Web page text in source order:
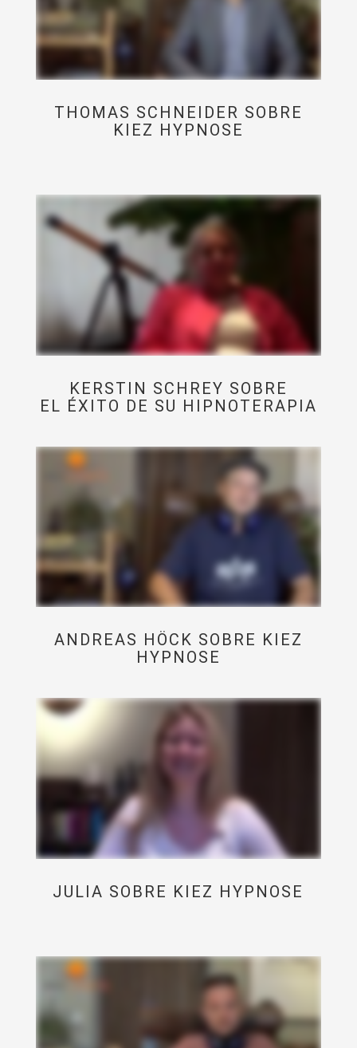
THOMAS SCHNEIDER SOBRE
KIEZ HYPNOSE
KERSTIN SCHREY SOBRE
EL ÉXITO DE SU HIPNOTERAPIA
ANDREAS HÖCK SOBRE KIEZ
HYPNOSE
JULIA SOBRE KIEZ HYPNOSE